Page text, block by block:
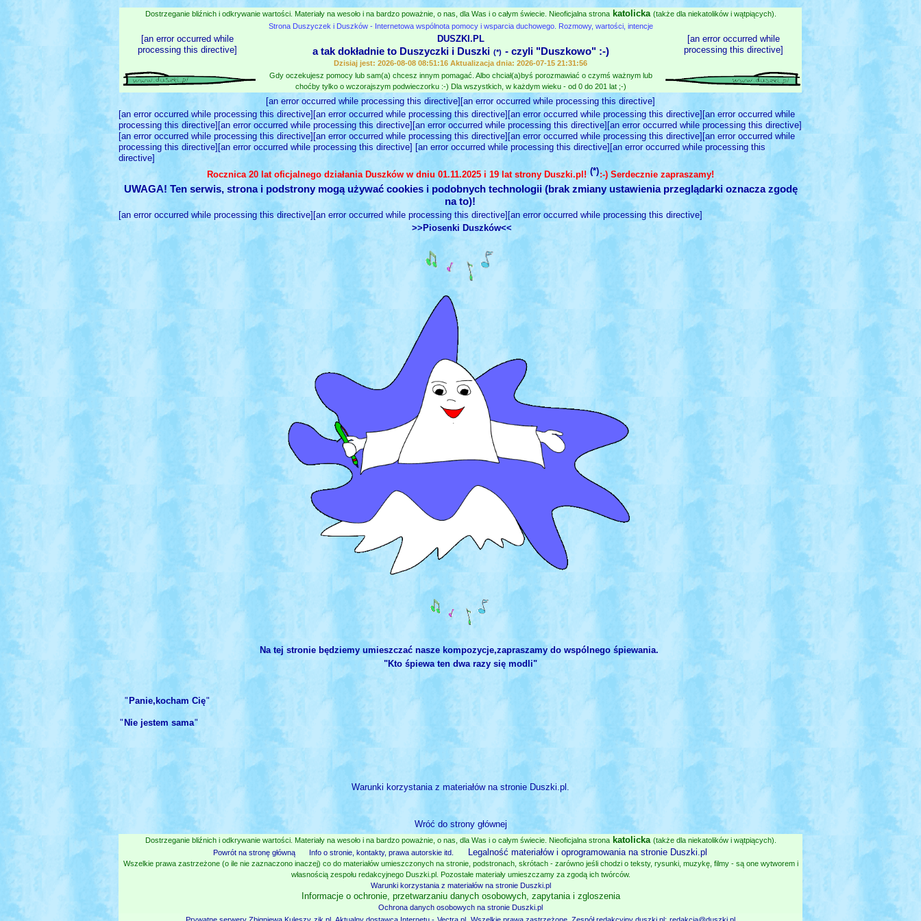
Dostrzeganie bliźnich i odkrywanie wartości. Materiały na wesoło i na bardzo poważnie, o nas, dla Was i o całym świecie. Nieoficjalna strona katolicka (także dla niekatolików i wątpiących).
[an error occurred while
processing this directive]
Strona Duszyczek i Duszków - Internetowa wspólnota pomocy i wsparcia duchowego. Rozmowy, wartości, intencje
DUSZKI.PL
a tak dokładnie to Duszyczki i Duszki (*) - czyli "Duszkowo" :-)
Dzisiaj jest: 2026-08-08 08:51:16 Aktualizacja dnia: 2026-07-15 21:31:56
[an error occurred while
processing this directive]
Gdy oczekujesz pomocy lub sam(a) chcesz innym pomagać. Albo chciał(a)byś porozmawiać o czymś ważnym lub
choćby tylko o wczorajszym podwieczorku :-) Dla wszystkich, w każdym wieku - od 0 do 201 lat ;-)
[an error occurred while processing this directive][an error occurred while processing this directive]
[an error occurred while processing this directive][an error occurred while processing this directive][an error occurred while processing this directive][an error occurred while
processing this directive][an error occurred while processing this directive][an error occurred while processing this directive][an error occurred while processing this directive]
[an error occurred while processing this directive][an error occurred while processing this directive][an error occurred while processing this directive][an error occurred while
processing this directive][an error occurred while processing this directive] [an error occurred while processing this directive][an error occurred while processing this
directive]
Rocznica 20 lat oficjalnego działania Duszków w dniu 01.11.2025 i 19 lat strony Duszki.pl!(*):-) Serdecznie zapraszamy!
UWAGA! Ten serwis, strona i podstrony mogą używać cookies i podobnych technologii (brak zmiany ustawienia przeglądarki oznacza zgodę
na to)!
[an error occurred while processing this directive][an error occurred while processing this directive][an error occurred while processing this directive]
>>Piosenki Duszków<<
Na tej stronie będziemy umieszczać nasze kompozycje,zapraszamy do wspólnego śpiewania.
"Kto śpiewa ten dwa razy się modli"
" Panie,kocham Cię"
" Nie jestem sama"
Warunki korzystania z materiałów na stronie Duszki.pl.
Wróć do strony głównej
Dostrzeganie bliźnich i odkrywanie wartości. Materiały na wesoło i na bardzo poważnie, o nas, dla Was i o całym świecie. Nieoficjalna strona katolicka (także dla niekatolików i wątpiących).
Powrót na stronę główną
Info o stronie, kontakty, prawa autorskie itd. Legalność materiałów i oprogramowania na stronie Duszki.pl
Wszelkie prawa zastrzeżone (o ile nie zaznaczono inaczej) co do materiałów umieszczonych na stronie, podstronach, skrótach - zarówno jeśli chodzi o teksty, rysunki, muzykę, filmy - są one wytworem i
własnością zespołu redakcyjnego Duszki.pl. Pozostałe materiały umieszczamy za zgodą ich twórców.
Warunki korzystania z materiałów na stronie Duszki.pl
Informacje o ochronie, przetwarzaniu danych osobowych, zapytania i zgloszenia
Ochrona danych osobowych na stronie Duszki.pl